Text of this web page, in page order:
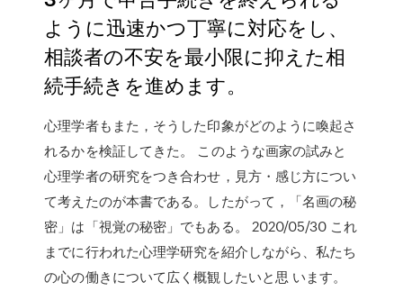
ように迅速かつ丁寧に対応をし、
相談者の不安を最小限に抑えた相
続手続きを進めます。
心理学者もまた，そうした印象がどのように喚起さ
れるかを検証してきた。 このような画家の試みと
心理学者の研究をつき合わせ，見方・感じ方につい
て考えたのが本書である。したがって，「名画の秘
密」は「視覚の秘密」でもある。 2020/05/30 これ
までに行われた心理学研究を紹介しながら、私たち
の心の働きについて広く概観したいと思 います。